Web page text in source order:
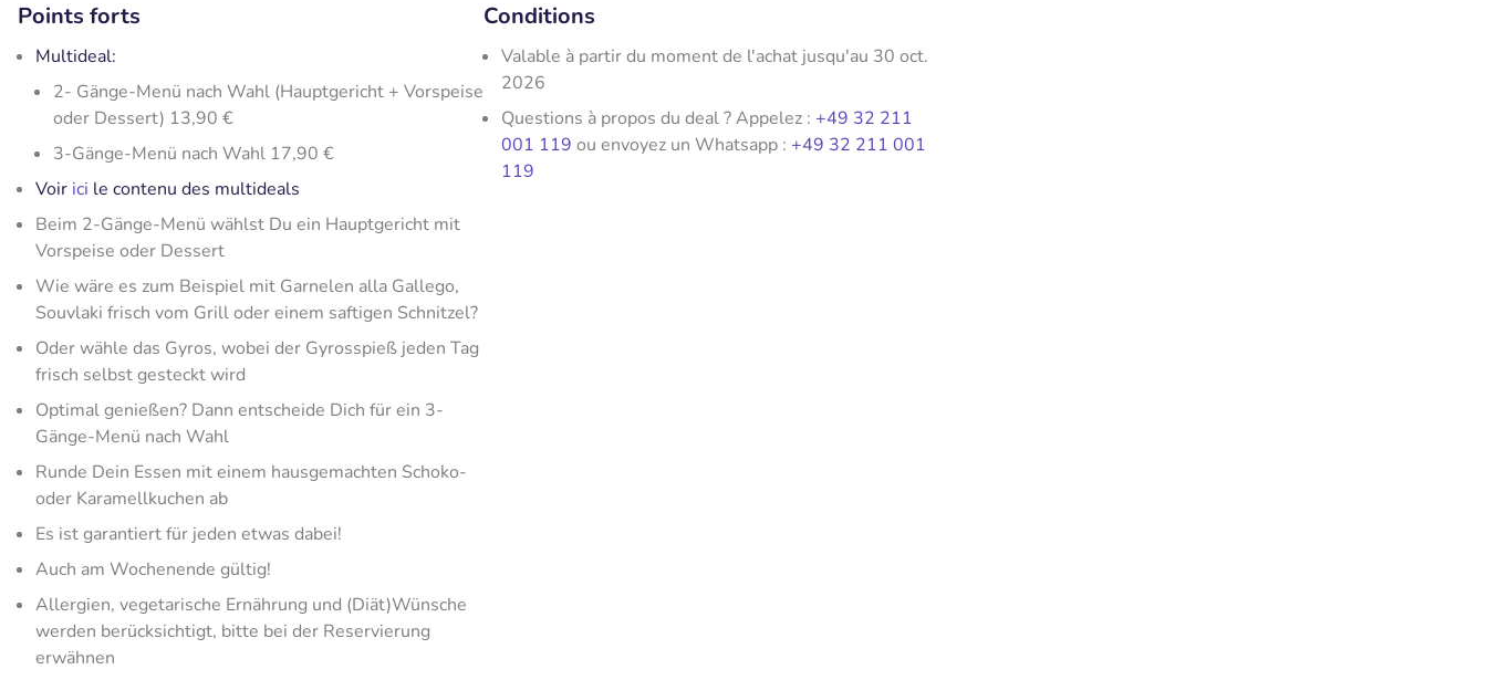
Points forts
Multideal:
2- Gänge-Menü nach Wahl (Hauptgericht + Vorspeise
oder Dessert) 13,90 €
3-Gänge-Menü nach Wahl 17,90 €
Voir ici le contenu des multideals
Beim 2-Gänge-Menü wählst Du ein Hauptgericht mit
Vorspeise oder Dessert
Wie wäre es zum Beispiel mit Garnelen alla Gallego,
Souvlaki frisch vom Grill oder einem saftigen Schnitzel?
Oder wähle das Gyros, wobei der Gyrosspieß jeden Tag
frisch selbst gesteckt wird
Optimal genießen? Dann entscheide Dich für ein 3-
Gänge-Menü nach Wahl
Runde Dein Essen mit einem hausgemachten Schoko-
oder Karamellkuchen ab
Es ist garantiert für jeden etwas dabei!
Auch am Wochenende gültig!
Allergien, vegetarische Ernährung und (Diät)Wünsche
werden berücksichtigt, bitte bei der Reservierung
erwähnen
Conditions
Valable à partir du moment de l'achat jusqu'au 30 oct.
2026
Questions à propos du deal ? Appelez : +49 32 211
001 119 ou envoyez un Whatsapp : +49 32 211 001
119